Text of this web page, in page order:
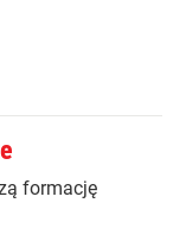
formację